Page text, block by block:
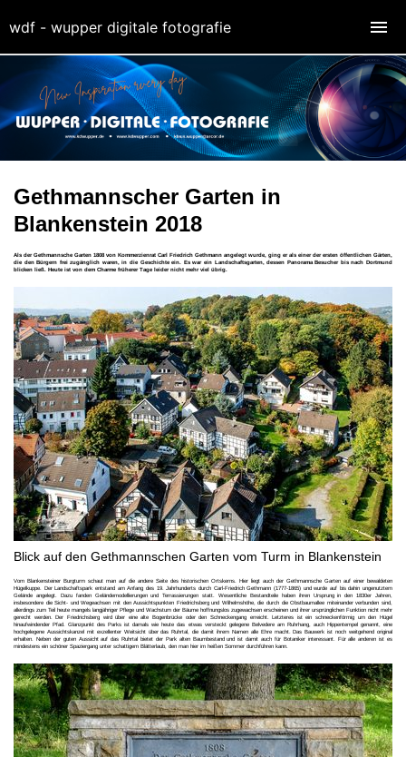
Gethmannscher Garten in
Blankenstein 2018
Als der Gethmannsche Garten 1808 von Kommerzienrat Carl Friedrich Gethmann angelegt wurde, ging er als einer der ersten öffentlichen Gärten,
die den Bürgern frei zugänglich waren, in die Geschichte ein. Es war ein Landschaftsgarten, dessen Panorama Besucher bis nach Dortmund
blicken ließ. Heute ist von dem Charme früherer Tage leider nicht mehr viel übrig.
Blick auf den Gethmannschen Garten vom Turm in Blankenstein
Vom Blankensteiner Burgturm schaut man auf die andere Seite des historischen Ortskerns. Hier liegt auch der Gethmannsche Garten auf einer bewaldeten
Hügelkuppe. Der Landschaftspark entstand am Anfang des 19. Jahrhunderts durch Carl-Friedrich Gethmann (1777-1865) und wurde auf bis dahin ungenutztem
Gelände angelegt. Dazu fanden Geländemodellierungen und Terrassierungen statt. Wesentliche Bestandteile haben ihren Ursprung in den 1830er Jahren,
insbesondere die Sicht- und Wegeachsen mit den Aussichtspunkten Friedrichsberg und Wilhelmshöhe, die durch die Obstbaumallee miteinander verbunden sind,
allerdings zum Teil heute mangels langjähriger Pflege und Wachstum der Bäume hoffnungslos zugewachsen erscheinen und ihrer ursprünglichen Funktion nicht mehr
gerecht werden. Der Friedrichsberg wird über eine alte Bogenbrücke oder den Schneckengang erreicht. Letzteres ist ein schneckenförmig um den Hügel
hinaufwindender Pfad. Glanzpunkt des Parks ist damals wie heute das etwas versteckt gelegene Belvedere am Ruhrhang, auch Hippentempel genannt, eine
hochgelegene Aussichtskanzel mit exzellenter Weitsicht über das Ruhrtal, die damit ihrem Namen alle Ehre macht. Das Bauwerk ist noch weitgehend original
erhalten. Neben der guten Aussicht auf das Ruhrtal bietet der Park alten Baumbestand und ist damit auch für Botaniker interessant. Für alle anderen ist es
mindestens ein schöner Spaziergang unter schattigem Blätterlaub, den man hier im heißen Sommer durchführen kann.
wdf - wupper digitale fotografie